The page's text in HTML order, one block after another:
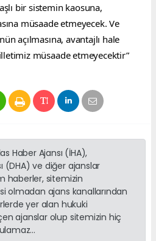
bir sistemin kaosuna,
müsaade etmeyecek. Ve
açılmasına, avantajlı hale
müsaade etmeyecektir”
Haber Ajansı (İHA),
(DHA) ve diğer ajanslar
haberler, sitemizin
olmadan ajans kanallarından
yer alan hukuki
ajanslar olup sitemizin hiç